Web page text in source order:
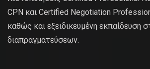
CPN και Certified Negotiation
καθώς και εξειδικευμένη εκπαίδευση
διαπραγματεύσεων.